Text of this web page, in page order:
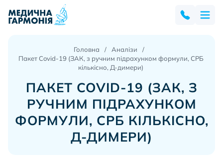
Головна
Аналізи
Пакет Covid-19 (ЗАК, з ручним підрахунком формули, СРБ
кількісно, Д-димери)
ПАКЕТ COVID-19 (ЗАК, З
РУЧНИМ ПІДРАХУНКОМ
ФОРМУЛИ, СРБ КІЛЬКІСНО,
Д-ДИМЕРИ)